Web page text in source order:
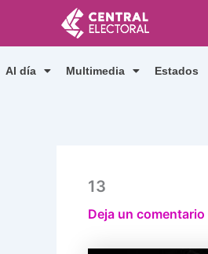
contenido
Al día Multimedia Estados
13
Deja un comentario